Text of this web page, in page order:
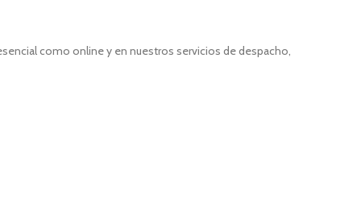
como online y en nuestros servicios de despacho,